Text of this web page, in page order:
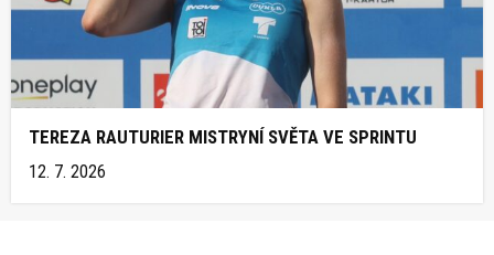
TEREZA RAUTURIER MISTRYNÍ SVĚTA VE SPRINTU
12. 7. 2026